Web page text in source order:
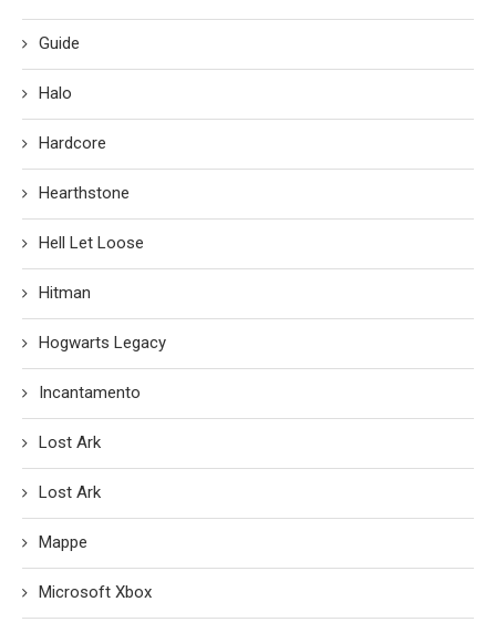
Guide
Halo
Hardcore
Hearthstone
Hell Let Loose
Hitman
Hogwarts Legacy
Incantamento
Lost Ark
Lost Ark
Mappe
Microsoft Xbox